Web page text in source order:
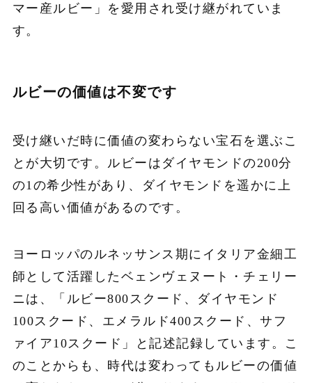
マー産ルビー」を愛用され受け継がれていま
す。
ルビーの価値は不変です
受け継いだ時に価値の変わらない宝石を選ぶこ
とが大切です。ルビーはダイヤモンドの200分
の1の希少性があり、ダイヤモンドを遥かに上
回る高い価値があるのです。
ヨーロッパのルネッサンス期にイタリア金細工
師として活躍したベェンヴェヌート・チェリー
ニは、「ルビー800スクード、ダイヤモンド
100スクード、エメラルド400スクード、サフ
ァイア10スクード」と記述記録しています。こ
のことからも、時代は変わってもルビーの価値